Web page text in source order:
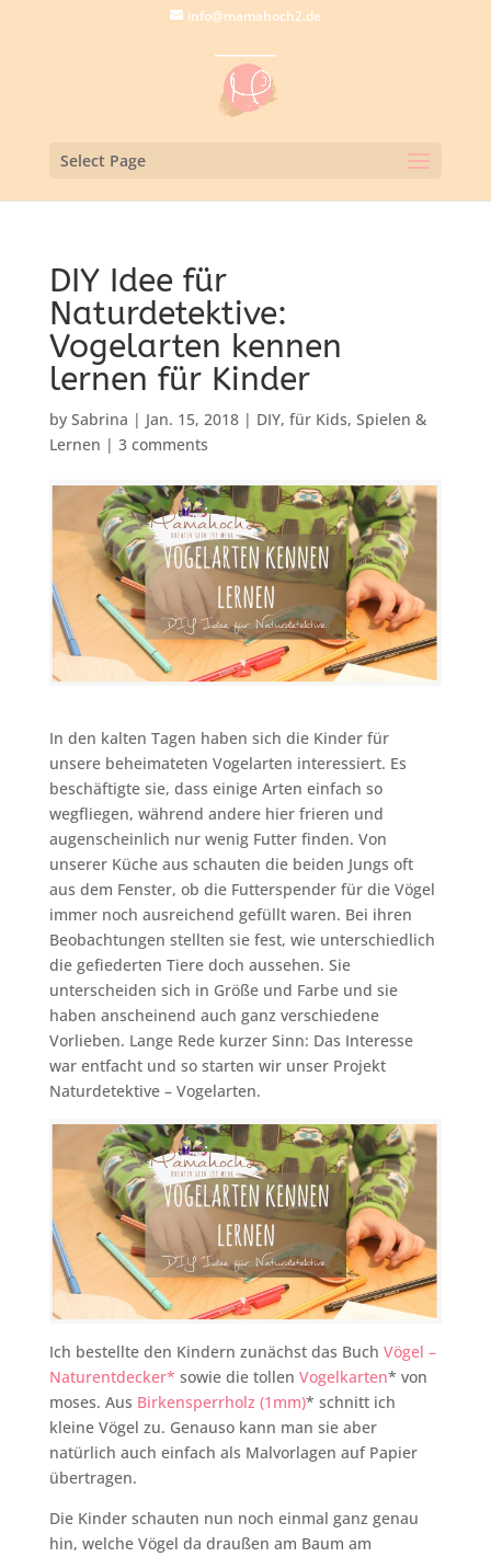
info@mamahoch2.de
Select Page
DIY Idee für
Naturdetektive:
Vogelarten kennen
lernen für Kinder
by Sabrina | Jan. 15, 2018| DIY, für Kids, Spielen &
Lernen | 3 comments
In den kalten Tagen haben sich die Kinder für
unsere beheimateten Vogelarten interessiert. Es
beschäftigte sie, dass einige Arten einfach so
wegfliegen, während andere hier frieren und
augenscheinlich nur wenig Futter finden. Von
unserer Küche aus schauten die beiden Jungs oft
aus dem Fenster, ob die Futterspender für die Vögel
immer noch ausreichend gefüllt waren. Bei ihren
Beobachtungen stellten sie fest, wie unterschiedlich
die gefiederten Tiere doch aussehen. Sie
unterscheiden sich in Größe und Farbe und sie
haben anscheinend auch ganz verschiedene
Vorlieben. Lange Rede kurzer Sinn: Das Interesse
war entfacht und so starten wir unser Projekt
Naturdetektive – Vogelarten.
Ich bestellte den Kindern zunächst das Buch Vögel –
Naturentdecker* sowie die tollen Vogelkarten* von
moses. Aus Birkensperrholz (1mm)* schnitt ich
kleine Vögel zu. Genauso kann man sie aber
natürlich auch einfach als Malvorlagen auf Papier
übertragen.
Die Kinder schauten nun noch einmal ganz genau
hin, welche Vögel da draußen am Baum am